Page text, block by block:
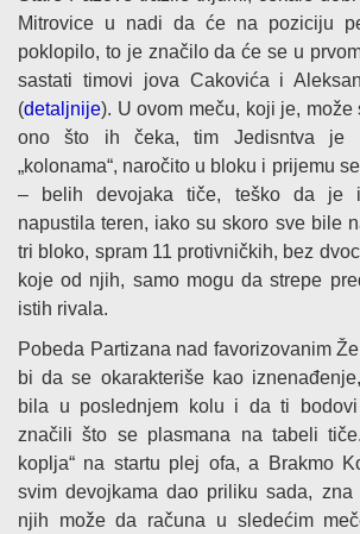
Mitrovice u nadi da će na poziciju
poklopilo, to je značilo da će se u
sastati timovi jova Cakovića i
(detaljnije). U ovom meču, koji je, može
ono što ih čeka, tim Jedisntva je
„kolonama“, naročito u bloku i prijemu
– belih devojaka tiče, teško da je
napustila teren, iako su skoro sve bile
tri bloko, spram 11 protivničkih, bez
koje od njih, samo mogu da strepe
istih rivala.
Pobeda Partizana nad favorizovanim
bi da se okarakteriše kao
bila u poslednjem kolu i da ti
značili što se plasmana na tabeli
koplja“ na startu plej ofa, a Brakmo
svim devojkama dao priliku sada,
njih može da računa u sledećim